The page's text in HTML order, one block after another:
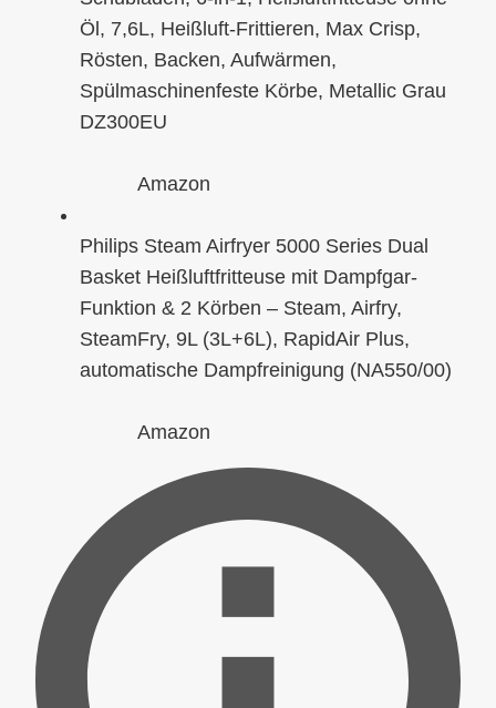
Öl, 7,6L, Heißluft-Frittieren, Max Crisp,
Rösten, Backen, Aufwärmen,
Spülmaschinenfeste Körbe, Metallic Grau
DZ300EU
Amazon
Philips Steam Airfryer 5000 Series Dual
Basket Heißluftfritteuse mit Dampfgar-
Funktion & 2 Körben – Steam, Airfry,
SteamFry, 9L (3L+6L), RapidAir Plus,
automatische Dampfreinigung (NA550/00)
Amazon